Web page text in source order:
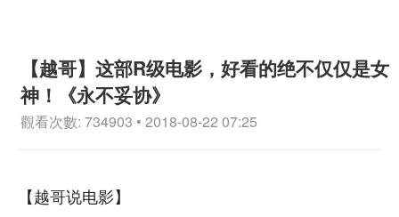
【越哥】这部R级电影，好看的绝不仅仅是女
神！《永不妥协》
觀看次數: 734903 • 2018-08-22 07:25
【越哥说电影】